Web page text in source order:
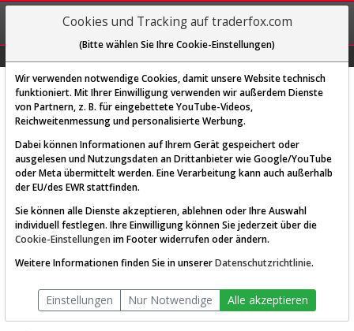
REGIS-
TRIEREN
Diese Funktion ist nur für
AKTIEN-TERMINAL
Die Aktienanalyse-Plattform von
TraderFox
Cookies und Tracking auf traderfox.com
(Bitte wählen Sie Ihre Cookie-Einstellungen)
Wir verwenden notwendige Cookies, damit unsere Website technisch
funktioniert. Mit Ihrer Einwilligung verwenden wir außerdem Dienste
von Partnern, z. B. für eingebettete YouTube-Videos,
Reichweitenmessung und personalisierte Werbung.
Dabei können Informationen auf Ihrem Gerät gespeichert oder
ausgelesen und Nutzungsdaten an Drittanbieter wie Google/YouTube
oder Meta übermittelt werden. Eine Verarbeitung kann auch außerhalb
der EU/des EWR stattfinden.
Sie können alle Dienste akzeptieren, ablehnen oder Ihre Auswahl
individuell festlegen. Ihre Einwilligung können Sie jederzeit über die
Cookie-Einstellungen im Footer widerrufen oder ändern.
Weitere Informationen finden Sie in unsererDatenschutzrichtlinie.
Einstellungen Nur Notwendige Alle akzeptieren